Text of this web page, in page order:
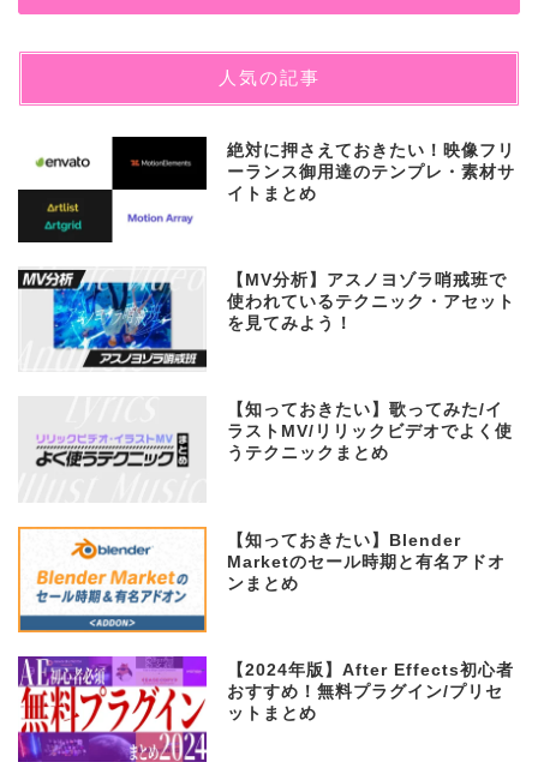
人気の記事
絶対に押さえておきたい！映像フリ
ーランス御用達のテンプレ・素材サ
イトまとめ
【MV分析】アスノヨゾラ哨戒班で
使われているテクニック・アセット
を見てみよう！
【知っておきたい】歌ってみた/イ
ラストMV/リリックビデオでよく使
うテクニックまとめ
【知っておきたい】Blender
Marketのセール時期と有名アドオ
ンまとめ
【2024年版】After Effects初心者
おすすめ！無料プラグイン/プリセ
ットまとめ